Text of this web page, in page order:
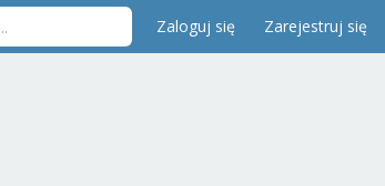
Zaloguj się Zarejestruj się